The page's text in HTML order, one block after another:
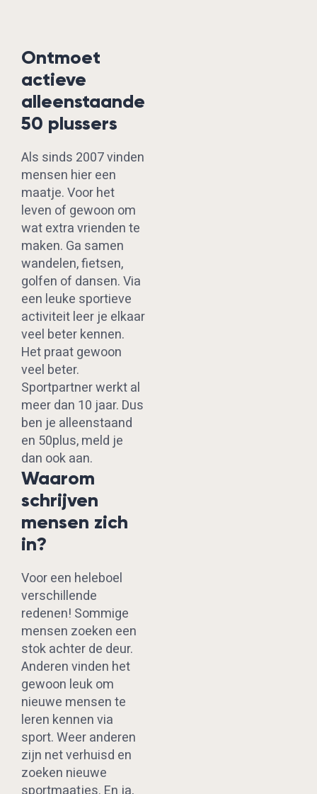
Ontmoet
actieve
alleenstaande
50 plussers
Als sinds 2007 vinden
mensen hier een
maatje. Voor het
leven of gewoon om
wat extra vrienden te
maken. Ga samen
wandelen, fietsen,
golfen of dansen. Via
een leuke sportieve
activiteit leer je elkaar
veel beter kennen.
Het praat gewoon
veel beter.
Sportpartner werkt al
meer dan 10 jaar. Dus
ben je alleenstaand
en 50plus, meld je
dan ook aan.
Waarom
schrijven
mensen zich
in?
Voor een heleboel
verschillende
redenen! Sommige
mensen zoeken een
stok achter de deur.
Anderen vinden het
gewoon leuk om
nieuwe mensen te
leren kennen via
sport. Weer anderen
zijn net verhuisd en
zoeken nieuwe